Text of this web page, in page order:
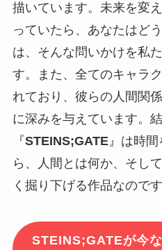
描いています。未来を変
っていたら、あなたはど
は、そんな問いかけを私
す。また、全てのキャラ
れており、彼らの人間関
に深みを与えています。
『STEINS;GATE』は時間
ら、人間とは何か、そし
く掘り下げる作品なのです
STEINS;GATEが今